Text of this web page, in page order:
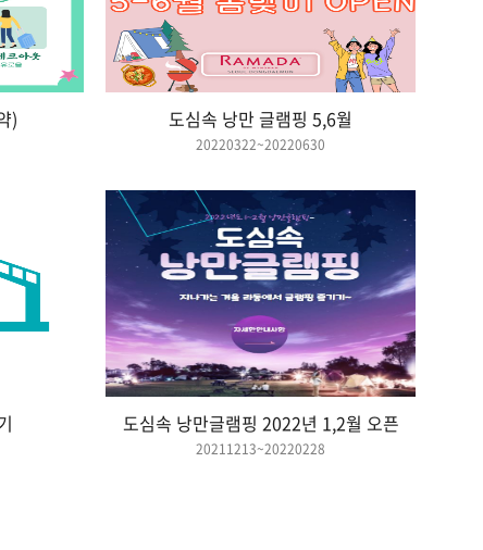
) 도심속 낭만 글램핑 5,6월
20220322~20220630
도심속 낭만글램핑 2022년 1,2월 오픈
20211213~20220228